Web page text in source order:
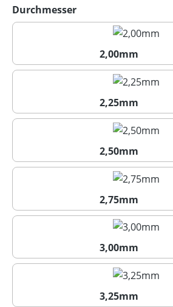
Durchmesserauswählen
2,00mm
2,00mm
2,25mm
2,25mm
2,50mm
2,50mm
2,75mm
2,75mm
3,00mm
3,00mm
3,25mm